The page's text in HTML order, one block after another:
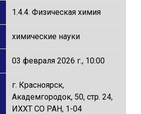
1.4.4. Физическая химия
химические науки
03 февраля 2026 г., 10:00
г. Красноярск,
Академгородок, 50, стр. 24,
ИХХТ СО РАН, 1-04